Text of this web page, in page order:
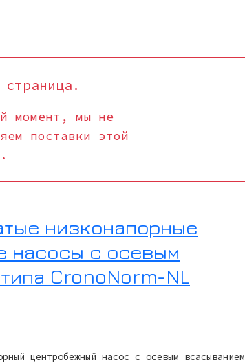
момент, мы не
поставки этой
низконапорные
насосы с осевым
CronoNorm-NL
центробежный насос с осевым всасыванием